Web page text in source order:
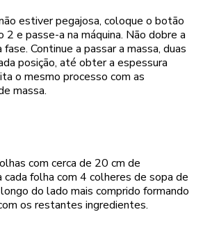
estiver pegajosa, coloque o botão
2 e passe-a na máquina. Não dobre a
Continue a passar a massa, duas
posição, até obter a espessura
o mesmo processo com as
massa.
com cerca de 20 cm de
cada folha com 4 colheres de sopa de
do lado mais comprido formando
os restantes ingredientes.